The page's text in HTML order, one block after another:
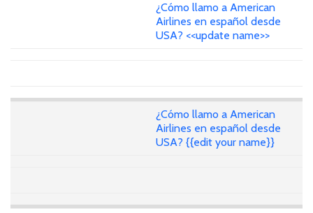
¿Cómo llamo a American
Airlines en español desde
USA? <<update name>>
¿Cómo llamo a American
Airlines en español desde
USA? {{edit your name}}